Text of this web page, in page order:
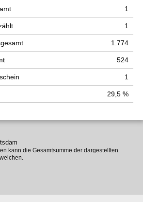
1
1
1.774
524
1
29,5 %
kann die Gesamtsumme der dargestellten